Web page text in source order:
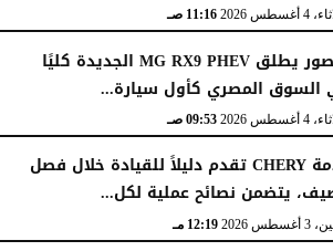
أغسطس 2026 11:16 صـ
منصور يطلق MG RX9 PHEV الجديدة كليًا
السوق المصري كأول سيارة...
2026 09:53 صـ
علامة CHERY تقدم دليلاً للقيادة خلال فصل
يتضمن نصائح عملية لكل...
2026 12:19 مـ